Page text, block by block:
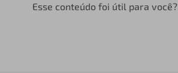
Esse conteúdo foi útil para você?